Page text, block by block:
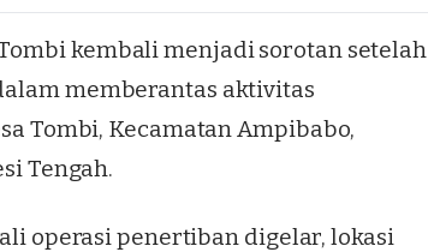
kembali menjadi sorotan setelah
memberantas aktivitas
Tombi, Kecamatan Ampibabo,
Tengah.
operasi penertiban digelar, lokasi